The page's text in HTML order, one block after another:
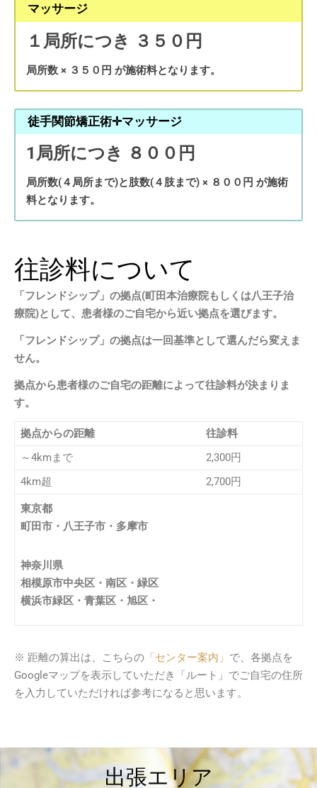
マッサージ
１局所につき ３５０円
局所数 × ３５０円 が施術料となります。
徒手関節矯正術✛マッサージ
1局所につき ８００円
局所数(４局所まで)と肢数(４肢まで) × ８００円 が施術
料となります。
往診料について
「フレンドシップ」の拠点(町田本治療院もしくは八王子治
療院)として、患者様のご自宅から近い拠点を選びます。
「フレンドシップ」の拠点は一回基準として選んだら変えま
せん。
拠点から患者様のご自宅の距離によって往診料が決まりま
す。
拠点からの距離
往診料
～4kmまで
2,300円
4km超
2,700円
東京都
町田市・八王子市・多摩市
神奈川県
相模原市中央区・南区・緑区
横浜市緑区・青葉区・旭区・
※ 距離の算出は、こちらの 「センター案内」 で、各拠点を
Googleマップを表示していただき「ルート」でご自宅の住所
を入力していただければ参考になると思います。
出張エリア